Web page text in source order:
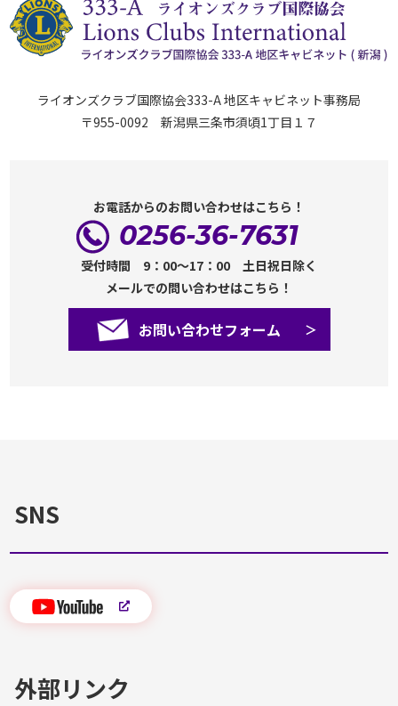
ライオンズクラブ国際協会333-A 地区キャビネット事務局
〒955-0092 新潟県三条市須頃1丁目１７
お電話からのお問い合わせはこちら！
0256-36-7631
受付時間 9：00～17：00 土日祝日除く
メールでの問い合わせはこちら！
お問い合わせフォーム
SNS
外部リンク